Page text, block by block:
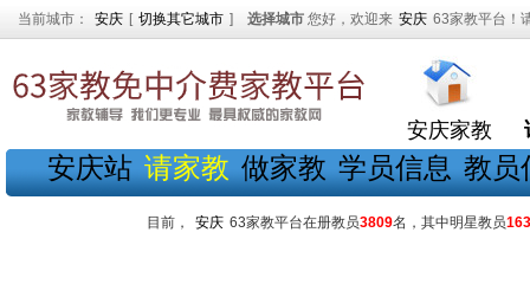
当前城市： 安庆 [ 切换其它城市 ] 选择城市 您好，欢迎来 安庆 63家教平台！
安庆家教
安庆站 请家教 做家教 学员信息 教员
目前， 安庆 63家教平台在册教员3809名，其中明星教员163